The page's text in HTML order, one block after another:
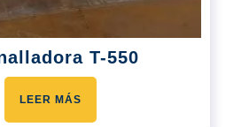
T-550
LEER MÁS